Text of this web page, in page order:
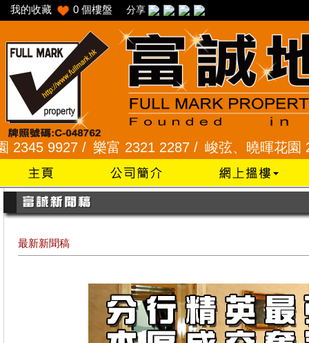
我的收藏 0 個樓盤 分享
/樂富 2321 2287 /峻弦、曉暉花園 2345
最新新聞稿